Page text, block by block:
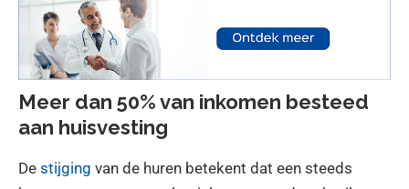
Meer dan 50% van inkomen besteed
aan huisvesting
De stijging van de huren betekent dat een steeds